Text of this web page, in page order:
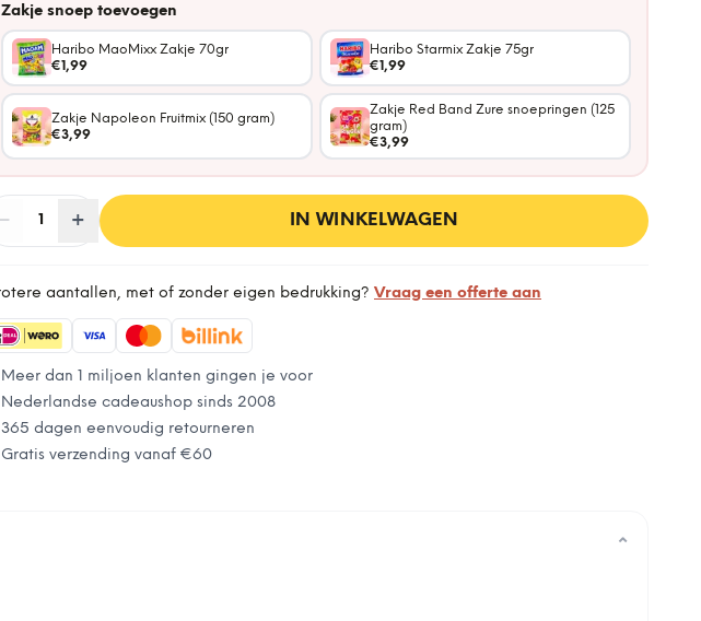
Zakje snoep toevoegen
Haribo MaoMixx Zakje 70gr
€1,99
Haribo Starmix Zakje 75gr
€1,99
Zakje Napoleon Fruitmix (150 gram)
€3,99
Zakje Red Band Zure snoepringen (125
gram)
€3,99
− Aantal
1 + IN WINKELWAGEN
aantallen, met of zonder eigen bedrukking? Vraag een offerte aan
dan 1 miljoen klanten gingen je voor
cadeaushop sinds 2008
dagen eenvoudig retourneren
verzending vanaf €60
⌄